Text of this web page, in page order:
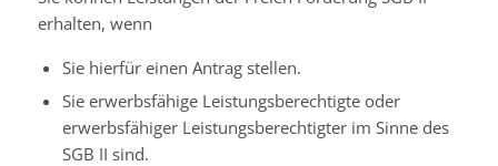
erhalten, wenn
Sie hierfür einen Antrag stellen.
Sie erwerbsfähige Leistungsberechtigte oder
erwerbsfähiger Leistungsberechtigter im Sinne des
SGB II sind.